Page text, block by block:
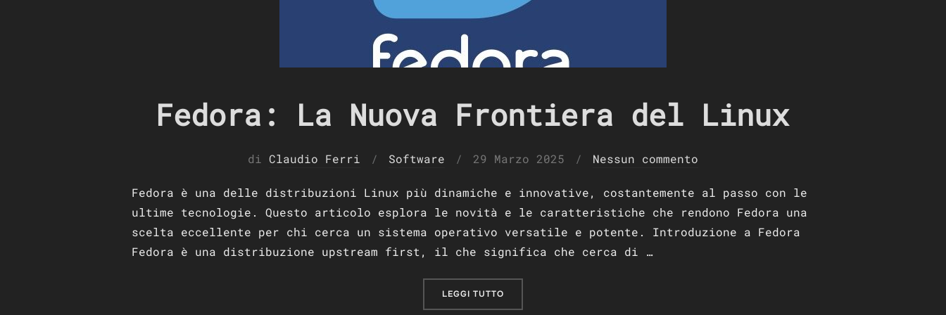
Fedora: La Nuova Frontiera del Linux
di Claudio Ferri Software
Pubblicato
29 Marzo 2025 Nessun commento
Fedora è una delle distribuzioni Linux più dinamiche e innovative, costantemente al passo con le
ultime tecnologie. Questo articolo esplora le novità e le caratteristiche che rendono Fedora una
scelta eccellente per chi cerca un sistema operativo versatile e potente. Introduzione a Fedora
Fedora è una distribuzione upstream first, il che significa che cerca di …
LEGGI TUTTO